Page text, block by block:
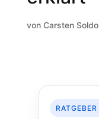
von Carsten Soldo